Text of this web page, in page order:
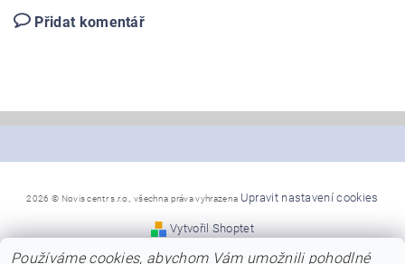
Přidat komentář
2026 © Novis centr s.r.o., všechna práva vyhrazena Upravit nastavení cookies
Vytvořil Shoptet
Používáme cookies, abychom Vám umožnili pohodlné